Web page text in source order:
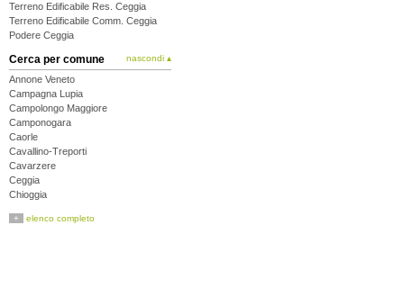
Terreno Edificabile Res. Ceggia
Terreno Edificabile Comm. Ceggia
Podere Ceggia
Cerca per comune nascondi ▴
Annone Veneto
Campagna Lupia
Campolongo Maggiore
Camponogara
Caorle
Cavallino-Treporti
Cavarzere
Ceggia
Chioggia
Cona
+ elenco completo